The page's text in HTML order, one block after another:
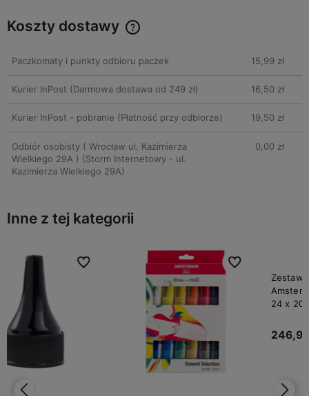
Koszty dostawy
Paczkomaty i punkty odbioru paczek
15,99 zł
Kurier InPost (Darmowa dostawa od 249 zł) 16,50 zł
Kurier InPost - pobranie (Płatność przy odbiorze) 19,50 zł
Odbiór osobisty ( Wrocław ul. Kazimierza
Wielkiego 29A ) (Storm Internetowy - ul.
Kazimierza Wielkiego 29A)
0,00 zł
Inne z tej kategorii
Do ulubionych
Do ulubionych
Zestaw farb akrylowych
Amsterdam General Selection
24 x 20 ml
246,90 zł